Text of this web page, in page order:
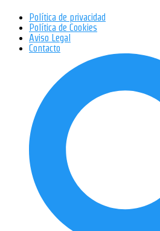
Política de privacidad
Política de Cookies
Aviso Legal
Contacto